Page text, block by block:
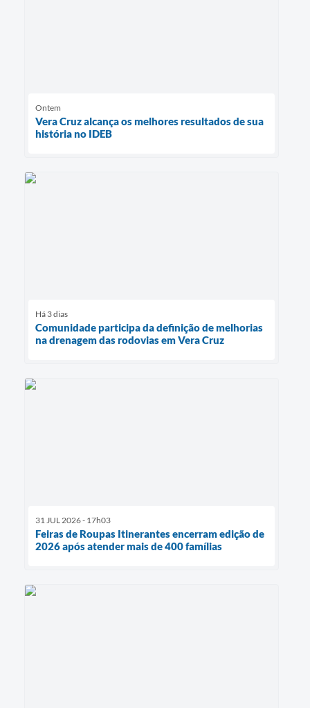
Ontem
Vera Cruz alcança os melhores resultados de sua
história no IDEB
Há 3 dias
Comunidade participa da definição de melhorias
na drenagem das rodovias em Vera Cruz
31 JUL 2026 - 17h03
Feiras de Roupas Itinerantes encerram edição de
2026 após atender mais de 400 famílias